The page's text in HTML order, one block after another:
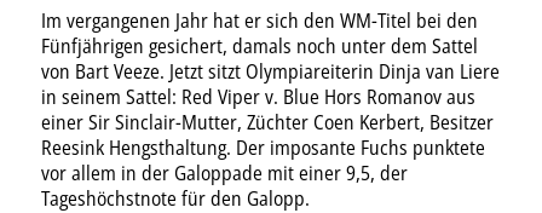
Im vergangenen Jahr hat er sich den WM-Titel bei den
Fünfjährigen gesichert, damals noch unter dem Sattel
von Bart Veeze. Jetzt sitzt Olympiareiterin Dinja van Liere
in seinem Sattel: Red Viper v. Blue Hors Romanov aus
einer Sir Sinclair-Mutter, Züchter Coen Kerbert, Besitzer
Reesink Hengsthaltung. Der imposante Fuchs punktete
vor allem in der Galoppade mit einer 9,5, der
Tageshöchstnote für den Galopp.